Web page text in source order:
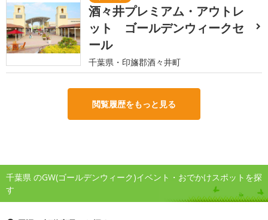
酒々井プレミアム・アウトレ
ット ゴールデンウィークセ
ール
千葉県・印旛郡酒々井町
閲覧履歴をもっと見る
千葉県 のGW(ゴールデンウィーク)イベント・おでかけスポットを探
す